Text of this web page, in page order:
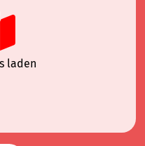
laden